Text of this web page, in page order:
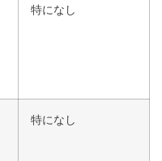
特になし
特になし